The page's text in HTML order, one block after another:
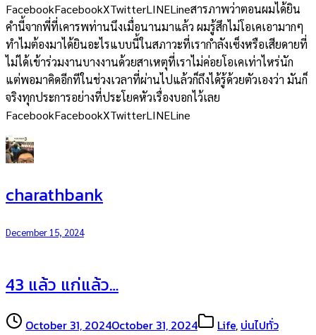
FacebookFacebookXTwitterLINELineสารภาพว่าตอนผมได้ยิน
คำนี้จากพี่ที่เคารพท่านนึงเมื่อนานมาแล้ว ผมรู้สึกไม่โอเคเอามากๆ
ทำไมต้องมาได้ยินอะไรแบบนี้ในสภาวะที่เรากำลังเซ็งหรือเสียดายที่
ไม่ได้เข้าร่วมงานบางงานด้วยสาเหตุที่เราไม่ค่อยโอเคเท่าไหร่นัก
แต่พอมาคิดอีกทีในช่วงเวลาที่ผ่านไปแล้วก็ถึงได้รู้ด้วยตัวเองว่า มันก็
จริงทุกประการอย่างที่ประโยคหัวเรื่องบอกไว้เลย
FacebookFacebookXTwitterLINELine
charathbank
December 15, 2024
43 แล้ว แก่แล้ว…
October 31, 2024October 31, 2024 Life, บ่นไปทั่ว